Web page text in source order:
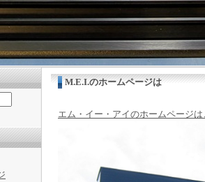
M.E.I.のホームページは
エム・イー・アイのホームページ